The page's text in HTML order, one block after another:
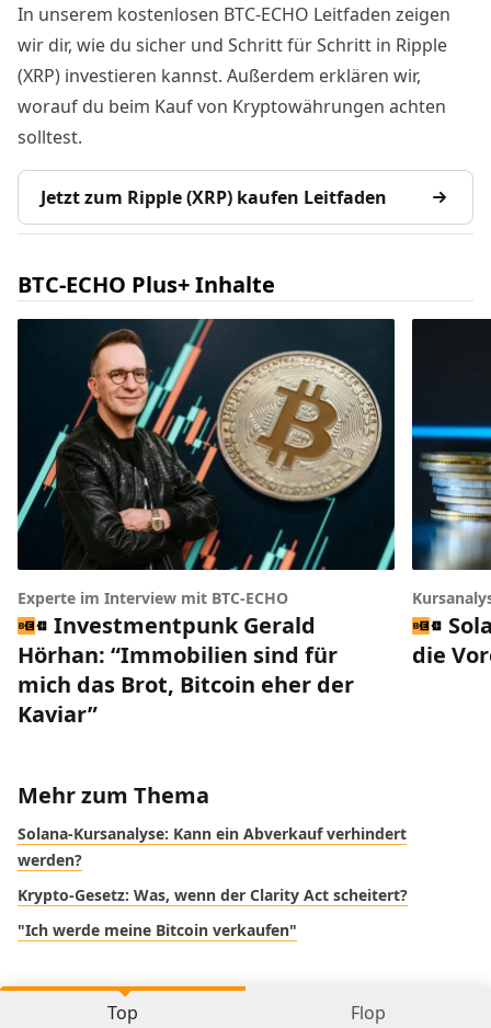
In unserem kostenlosen BTC-ECHO Leitfaden zeigen
wir dir, wie du sicher und Schritt für Schritt in Ripple
(XRP) investieren kannst. Außerdem erklären wir,
worauf du beim Kauf von Kryptowährungen achten
solltest.
Jetzt zum Ripple (XRP) kaufen Leitfaden
BTC-ECHO Plus+ Inhalte
Experte im Interview mit BTC-ECHO
Investmentpunk Gerald
Hörhan: “Immobilien sind für
mich das Brot, Bitcoin eher der
Kaviar”
die
Mehr zum Thema
Solana-Kursanalyse: Kann ein Abverkauf verhindert
werden?
Krypto-Gesetz: Was, wenn der Clarity Act scheitert?
"Ich werde meine Bitcoin verkaufen"
Top Flop